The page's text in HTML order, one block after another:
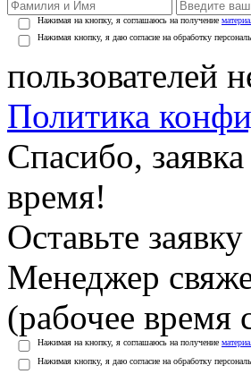
Нажимая на кнопку, я соглашаюсь на получение
Нажимая кнопку, я даю согласие на обработку
пользователей
Политика
Спасибо,
время!
Оставьте заявку
Менеджер
(рабочее время
Нажимая на кнопку, я соглашаюсь на получение
Нажимая кнопку, я даю согласие на обработку